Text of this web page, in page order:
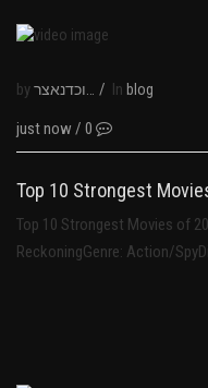
by / In blog
just now / 0
Top 10 Strongest
Top 10 Strongest Movies of
ReckoningGenre: Action/